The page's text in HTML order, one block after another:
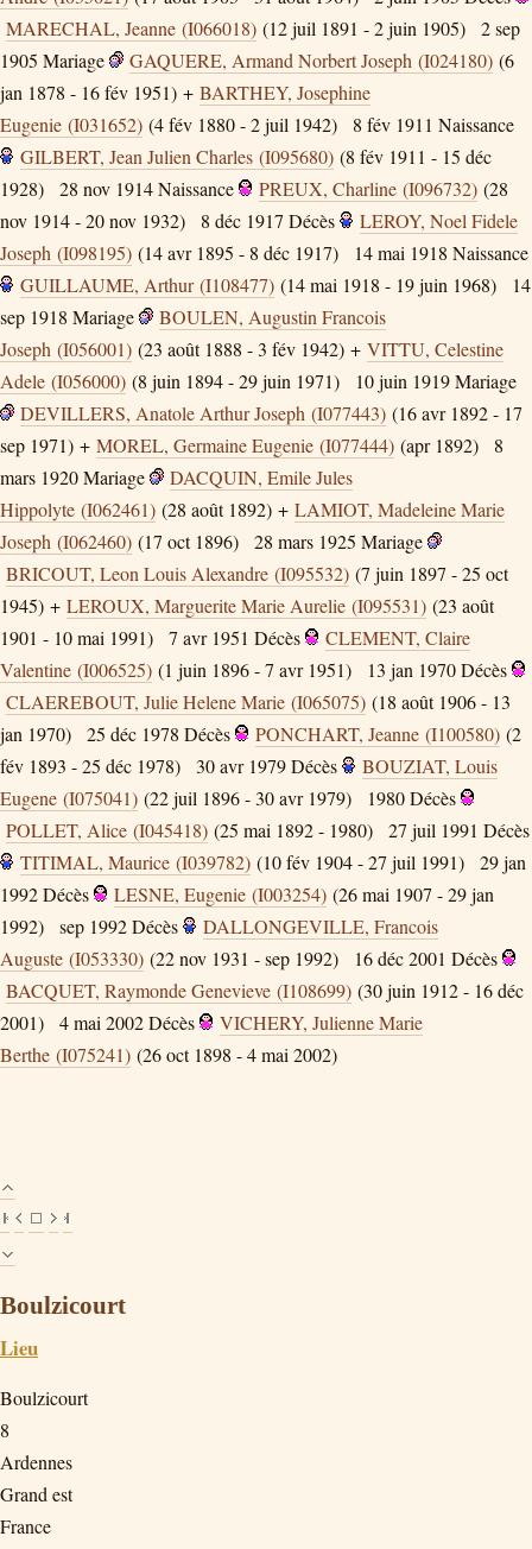
MARECHAL, Jeanne (I066018) (12 juil 1891 - 2 juin 1905)
2 sep
1905 Mariage GAQUERE, Armand Norbert Joseph (I024180) (6
jan 1878 - 16 fév 1951) + BARTHEY, Josephine
Eugenie (I031652) (4 fév 1880 - 2 juil 1942) 8 fév 1911 Naissance
GILBERT, Jean Julien Charles (I095680) (8 fév 1911 - 15 déc
1928)
28 nov 1914Naissance PREUX, Charline (I096732) (28
nov 1914 - 20 nov 1932)
8 déc 1917 Décès
LEROY, Noel Fidele
Joseph (I098195) (14 avr 1895 - 8 déc 1917) 14 mai 1918 Naissance
GUILLAUME, Arthur (I108477) (14 mai 1918 - 19 juin 1968)
14
sep 1918 Mariage
BOULEN, Augustin Francois
Joseph (I056001) (23 août 1888 - 3 fév 1942) + VITTU, Celestine
Adele (I056000) (8 juin 1894 - 29 juin 1971) 10 juin 1919Mariage
DEVILLERS, Anatole Arthur Joseph (I077443) (16 avr 1892 - 17
sep 1971) + MOREL, Germaine Eugenie (I077444) (apr 1892)
8
mars 1920Mariage
DACQUIN, Emile Jules
Hippolyte (I062461) (28 août 1892) + LAMIOT, Madeleine Marie
Joseph (I062460) (17 oct 1896) 28 mars 1925 Mariage
BRICOUT, Leon Louis Alexandre (I095532) (7 juin 1897 - 25 oct
1945) + LEROUX, Marguerite Marie Aurelie (I095531) (23 août
1901 - 10 mai 1991)
7 avr 1951 Décès
CLEMENT, Claire
Valentine (I006525) (1 juin 1896 - 7 avr 1951) 13 jan 1970Décès
CLAEREBOUT, Julie Helene Marie (I065075) (18 août 1906 - 13
jan 1970)
25 déc 1978 Décès PONCHART, Jeanne (I100580) (2
fév 1893 - 25 déc 1978)
30 avr 1979Décès
BOUZIAT, Louis
Eugene (I075041) (22 juil 1896 - 30 avr 1979) 1980Décès
POLLET, Alice (I045418) (25 mai 1892 - 1980) 27 juil 1991 Décès
TITIMAL, Maurice (I039782) (10 fév 1904 - 27 juil 1991)
29 jan
1992Décès LESNE, Eugenie (I003254) (26 mai 1907 - 29 jan
1992)
sep 1992Décès
DALLONGEVILLE, Francois
Auguste (I053330) (22 nov 1931 - sep 1992) 16 déc 2001 Décès
BACQUET, Raymonde Genevieve (I108699) (30 juin 1912 - 16 déc
2001)
4 mai 2002Décès
VICHERY, Julienne Marie
Berthe (I075241) (26 oct 1898 - 4 mai 2002)
Boulzicourt
Lieu
Boulzicourt
8
Ardennes
Grand est
France